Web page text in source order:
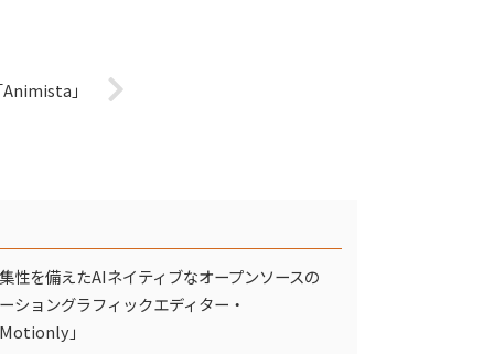
」
性を備えたAIネイティブなオープンソースの
ショングラフィックエディター・
Motionly」